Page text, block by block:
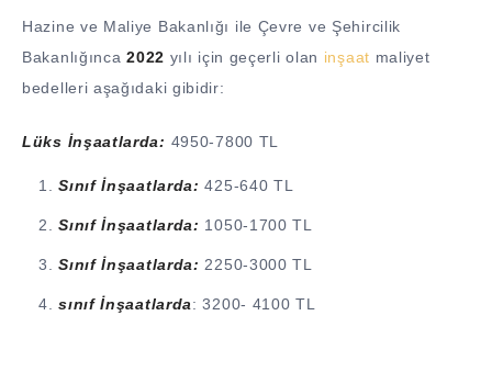
Hazine ve Maliye Bakanlığı ile Çevre ve Şehircilik
Bakanlığınca2022 yılı için geçerli olan inşaat maliyet
bedelleri aşağıdaki gibidir:
Lüks İnşaatlarda: 4950-7800 TL
Sınıf İnşaatlarda: 425-640 TL
Sınıf İnşaatlarda: 1050-1700 TL
Sınıf İnşaatlarda: 2250-3000 TL
sınıf İnşaatlarda: 3200- 4100 TL